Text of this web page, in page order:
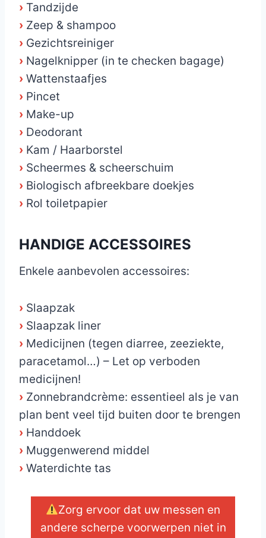
› Tandzijde
› Zeep & shampoo
› Gezichtsreiniger
› Nagelknipper (in te checken bagage)
› Wattenstaafjes
› Pincet
› Make-up
› Deodorant
› Kam / Haarborstel
› Scheermes & scheerschuim
› Biologisch afbreekbare doekjes
› Rol toiletpapier
HANDIGE ACCESSOIRES
Enkele aanbevolen accessoires:
› Slaapzak
› Slaapzak liner
› Medicijnen (tegen diarree, zeeziekte,
paracetamol…) – Let op verboden
medicijnen!
› Zonnebrandcrème: essentieel als je van
plan bent veel tijd buiten door te brengen
› Handdoek
› Muggenwerend middel
› Waterdichte tas
Zorg ervoor dat uw messen en
andere scherpe voorwerpen niet in